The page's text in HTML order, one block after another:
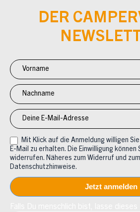
DER
Newsletter
Anmeldung
CV
Mit Klick auf die Anmeldung willigen
E-Mail zu erhalten. Die Einwilligung können
widerrufen. Näheres zum Widerruf und
Datenschutzhinweise.